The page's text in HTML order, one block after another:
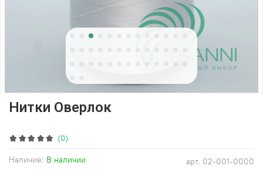
(0)
арт. 02-001-0000
Наличие: В наличии
Нитки Оверлок